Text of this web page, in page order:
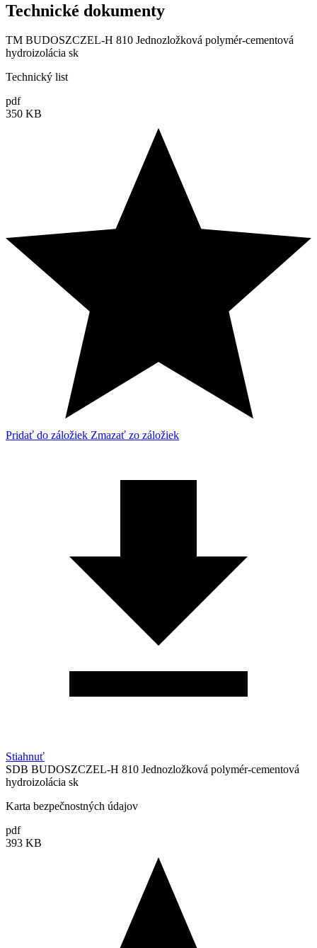
Technické dokumenty
TM BUDOSZCZEL-H 810 Jednozložková polymér-cementová
hydroizolácia sk
Technický list
pdf
350 KB
Pridať do záložiek Zmazať zo záložiek
Stiahnuť
SDB BUDOSZCZEL-H 810 Jednozložková polymér-cementová
hydroizolácia sk
Karta bezpečnostných údajov
pdf
393 KB